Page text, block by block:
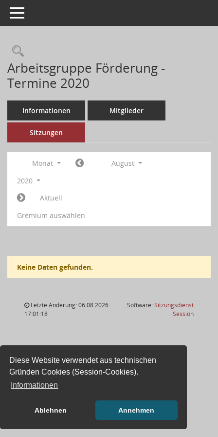
Diese Website verwendet aus technischen
Gründen Cookies (Session-Cookies).
Informationen
Ablehnen Annehmen
Toggle navigation
Arbeitsgruppe Förderung -
Termine 2020
Informationen Mitglieder
Sitzungen
Monat
August
2020
Aktuell
Gremium auswählen
Keine Daten gefunden.
Letzte Änderung: 06.08.2026
17:01:18
Software:Sitzungsdienst
Session(Wird in